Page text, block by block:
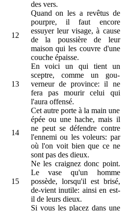
des vers.
12
Quand on les a revêtus de
pourpre, il faut encore
essuyer leur visage, à cause
de la poussière de leur
maison qui les couvre d'une
couche épaisse.
13
En voici un qui tient un
sceptre, comme un gou-
verneur de province: il ne
fera pas mourir celui qui
l'aura offensé.
14
Cet autre porte à la main une
épée ou une hache, mais il
ne peut se défendre contre
l'ennemi ou les voleurs: par
où l'on voit bien que ce ne
sont pas des dieux.
15
Ne les craignez donc point.
Le vase qu'un homme
possède, lorsqu'il est brisé,
de-vient inutile: ainsi en est-
il de leurs dieux.
Si vous les placez dans une